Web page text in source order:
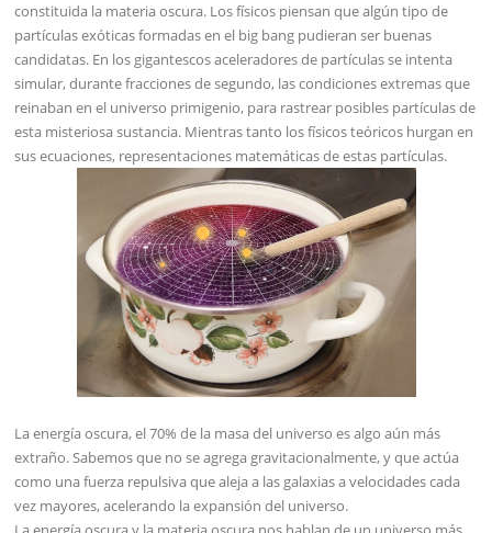
constituida la materia oscura. Los físicos piensan que algún tipo de
partículas exóticas formadas en el big bang pudieran ser buenas
candidatas. En los gigantescos aceleradores de partículas se intenta
simular, durante fracciones de segundo, las condiciones extremas que
reinaban en el universo primigenio, para rastrear posibles partículas de
esta misteriosa sustancia. Mientras tanto los físicos teóricos hurgan en
sus ecuaciones, representaciones matemáticas de estas partículas.
La energía oscura, el 70% de la masa del universo es algo aún más
extraño. Sabemos que no se agrega gravitacionalmente, y que actúa
como una fuerza repulsiva que aleja a las galaxias a velocidades cada
vez mayores, acelerando la expansión del universo.